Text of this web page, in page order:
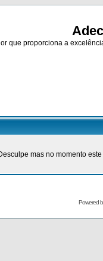
que proporciona a
mas no momento
Powered